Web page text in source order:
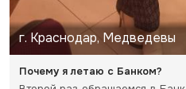
г. Краснодар, Медведевы
Почему я летаю с Банком?